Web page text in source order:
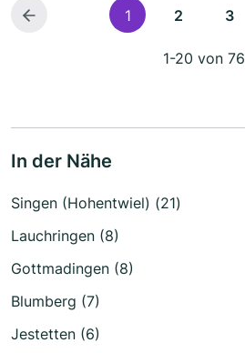
1 2 3
1-20 von 76
In der Nähe
Singen (Hohentwiel) (21)
Lauchringen (8)
Gottmadingen (8)
Blumberg (7)
Jestetten (6)